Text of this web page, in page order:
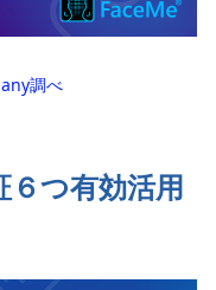
調べ
つ有効活用